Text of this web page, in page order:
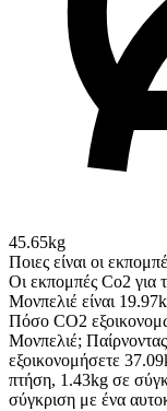
45.65kg
Ποιες είναι οι
Οι εκπομπές Co2 για
Μονπελιέ είναι
Πόσο CO2
Μονπελιέ;
εξοικονομήσετε
πτήση, 1.43kg σε
σύγκριση με ένα